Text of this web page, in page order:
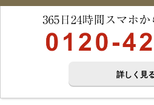
詳しく見